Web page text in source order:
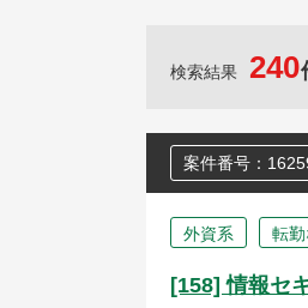
検索結果 240
案件番号：
外資系 転勤
[158] 情報セ